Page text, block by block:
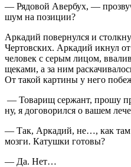
— Рядовой Авербух, —
шум на позиции?
Аркадий повернулся и
Чертовских. Аркадий икнул
человек с серым лицом,
щеками, а за ним
От такой картины у него
— Товарищ сержант, прошу
ну, я договорился о вашем
— Так, Аркадий, не…, как там
мозги. Катушки готовы?
— Да. Нет…